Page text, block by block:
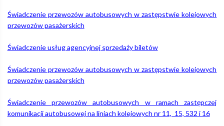
Świadczenie przewozów autobusowych w zastępstwie kolejowych
przewozów pasażerskich
Świadczenie usług agencyjnej sprzedaży biletów
Świadczenie przewozów autobusowych w zastępstwie kolejowych
przewozów pasażerskich
Świadczenie przewozów autobusowych w ramach zastępczej
komunikacji autobusowej na liniach kolejowych nr 11, 15, 532 i 16